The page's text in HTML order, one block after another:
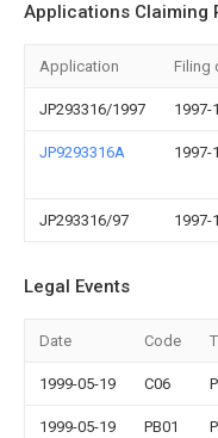
Applications Claiming
Application Filing
JP293316/1997 1997-
JP9293316A 1997-
JP293316/97 1997-
Legal Events
Date Code
1999-05-19 C06
1999-05-19 PB01